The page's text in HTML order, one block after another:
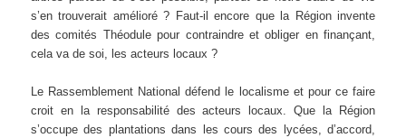
s’en trouverait amélioré ? Faut-il encore que la Région invente
des comités Théodule pour contraindre et obliger en finançant,
cela va de soi, les acteurs locaux ?
Le Rassemblement National défend le localisme et pour ce faire
croit en la responsabilité des acteurs locaux. Que la Région
s’occupe des plantations dans les cours des lycées, d’accord,